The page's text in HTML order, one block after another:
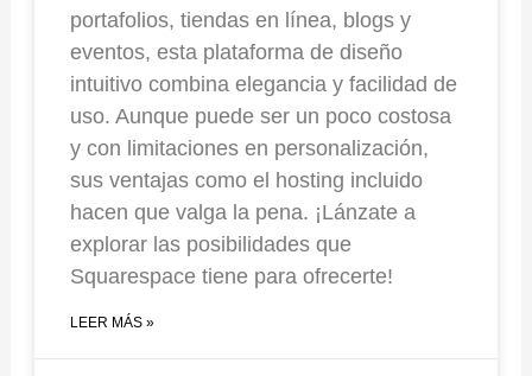
portafolios, tiendas en línea, blogs y
eventos, esta plataforma de diseño
intuitivo combina elegancia y facilidad de
uso. Aunque puede ser un poco costosa
y con limitaciones en personalización,
sus ventajas como el hosting incluido
hacen que valga la pena. ¡Lánzate a
explorar las posibilidades que
Squarespace tiene para ofrecerte!
LEER MÁS »